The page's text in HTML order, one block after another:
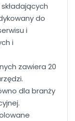
do
i
i
zawiera 20
dla branży